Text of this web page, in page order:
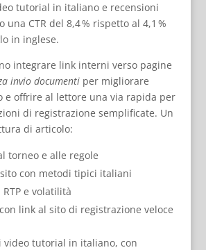
tutorial in italiano e recensioni
una CTR del 8,4 % rispetto al 4,1 %
in inglese.
integrare link interni verso pagine
invio documentiper migliorare
e offrire al lettore una via rapida per
di registrazione semplificate. Un
di articolo:
torneo e alle regole
con metodi tipici italiani
e volatilità
link al sito di registrazione veloce
video tutorial in italiano, con